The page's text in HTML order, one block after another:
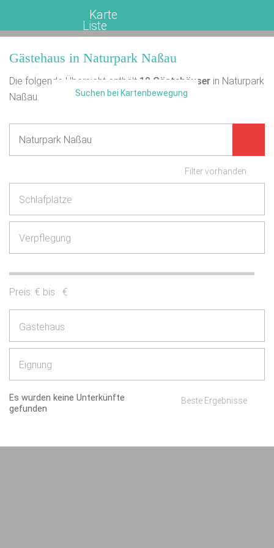
Karte
Liste
Gästehaus in Naturpark Naßau
Die folgende Übersicht enthält 10 Gästehäuser in Naturpark
Naßau.
Filter vorhanden
Schlafplätze
Verpflegung
Preis: € bis €
Gästehaus
Eignung
Es wurden keine Unterkünfte
gefunden
Beste Ergebnisse
Suchen bei Kartenbewegung